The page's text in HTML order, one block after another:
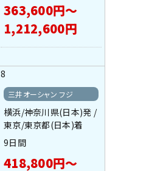
363,600円～
1,212,600円
8
三井オーシャン フジ
横浜/神奈川県(日本)発 /
東京/東京都(日本)着
9日間
418,800円～